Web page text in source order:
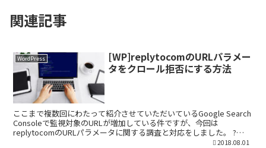
関連記事
WordPress
[WP]replytocomのURLパラメー
タをクロール拒否にする方法
ここまで複数回にわたって紹介させていただいているGoogle Search
Consoleで監視対象のURLが増加している件ですが、今回は
replytocomのURLパラメータに関する調査と対応をしました。 ?
2018.08.01